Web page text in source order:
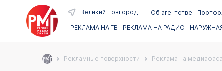
Великий Новгород Об агентстве
РЕКЛАМА НА ТВ
РЕКЛАМА НА РАДИО
Рекламные поверхности Реклама на